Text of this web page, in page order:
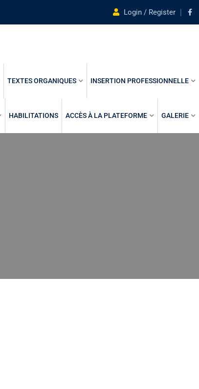
Login / Register
TEXTES ORGANIQUES INSERTION PROFESSIONNELLE
HABILITATIONS ACCÈS À LA PLATEFORME GALERIE